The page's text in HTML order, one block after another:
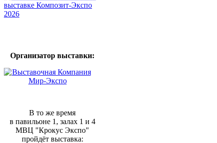
Организатор выставки:
В то же время
в павильоне 1, залах 1 и 4
МВЦ "Крокус Экспо"
пройдёт выставка: